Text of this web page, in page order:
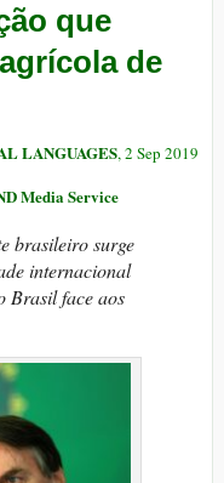
que
de
LANGUAGES, 2 Sep 2019
Media Service
brasileiro surge
internacional
Brasil face aos